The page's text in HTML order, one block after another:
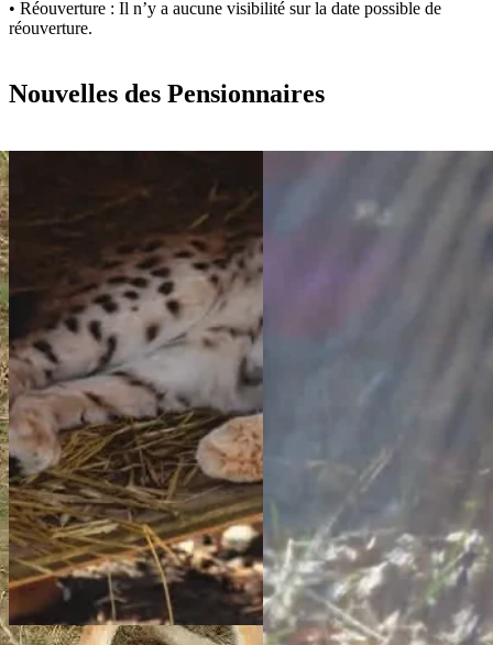
• Réouverture : Il n’y a aucune visibilité sur la date possible de
réouverture.
Nouvelles des Pensionnaires